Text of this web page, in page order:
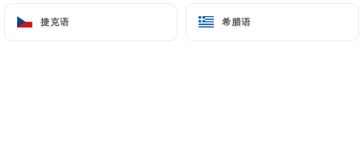
捷克语 希腊语
捷克语 希腊语